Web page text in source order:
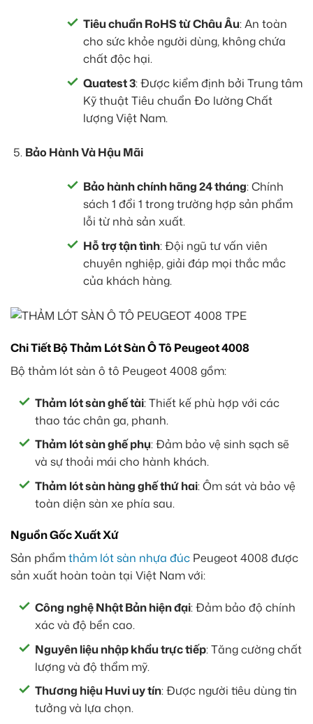
Tiêu chuẩn RoHS từ Châu Âu: An toàn
cho sức khỏe người dùng, không chứa
chất độc hại.
Quatest 3: Được kiểm định bởi Trung tâm
Kỹ thuật Tiêu chuẩn Đo lường Chất
lượng Việt Nam.
Bảo Hành Và Hậu Mãi
Bảo hành chính hãng 24 tháng: Chính
sách 1 đổi 1 trong trường hợp sản phẩm
lỗi từ nhà sản xuất.
Hỗ trợ tận tình: Đội ngũ tư vấn viên
chuyên nghiệp, giải đáp mọi thắc mắc
của khách hàng.
Chi Tiết Bộ Thảm Lót Sàn Ô Tô Peugeot 4008
Bộ thảm lót sàn ô tô Peugeot 4008 gồm:
Thảm lót sàn ghế tài: Thiết kế phù hợp với các
thao tác chân ga, phanh.
Thảm lót sàn ghế phụ: Đảm bảo vệ sinh sạch sẽ
và sự thoải mái cho hành khách.
Thảm lót sàn hàng ghế thứ hai: Ôm sát và bảo vệ
toàn diện sàn xe phía sau.
Nguồn Gốc Xuất Xứ
Sản phẩmthảm lót sàn nhựa đúc Peugeot 4008 được
sản xuất hoàn toàn tại Việt Nam với:
Công nghệ Nhật Bản hiện đại: Đảm bảo độ chính
xác và độ bền cao.
Nguyên liệu nhập khẩu trực tiếp: Tăng cường chất
lượng và độ thẩm mỹ.
Thương hiệu Huvi uy tín: Được người tiêu dùng tin
tưởng và lựa chọn.